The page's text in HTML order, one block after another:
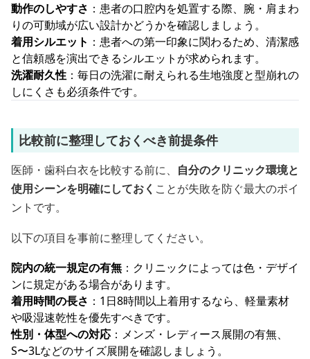
動作のしやすさ ：患者の口腔内を処置する際、腕・肩まわ
りの可動域が広い設計かどうかを確認しましょう。
着用シルエット ：患者への第一印象に関わるため、清潔感
と信頼感を演出できるシルエットが求められます。
洗濯耐久性 ：毎日の洗濯に耐えられる生地強度と型崩れの
しにくさも必須条件です。
比較前に整理しておくべき前提条件
医師・歯科白衣を比較する前に、 自分のクリニック環境と
使用シーンを明確にしておく ことが失敗を防ぐ最大のポイ
ントです。
以下の項目を事前に整理してください。
院内の統一規定の有無 ：クリニックによっては色・デザイ
ンに規定がある場合があります。
着用時間の長さ ：1日8時間以上着用するなら、軽量素材
や吸湿速乾性を優先すべきです。
性別・体型への対応 ：メンズ・レディース展開の有無、
S〜3Lなどのサイズ展開を確認しましょう。